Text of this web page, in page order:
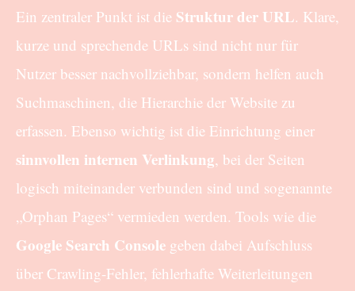
Ein zentraler Punkt ist die Struktur der URL. Klare,
kurze und sprechende URLs sind nicht nur für
Nutzer besser nachvollziehbar, sondern helfen auch
Suchmaschinen, die Hierarchie der Website zu
erfassen. Ebenso wichtig ist die Einrichtung einer
sinnvollen internen Verlinkung, bei der Seiten
logisch miteinander verbunden sind und sogenannte
„Orphan Pages“ vermieden werden. Tools wie die
Google Search Console geben dabei Aufschluss
über Crawling-Fehler, fehlerhafte Weiterleitungen